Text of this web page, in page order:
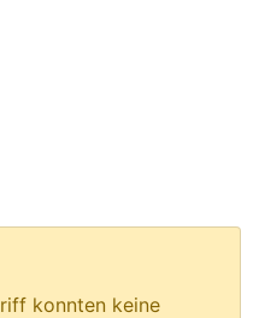
konnten keine